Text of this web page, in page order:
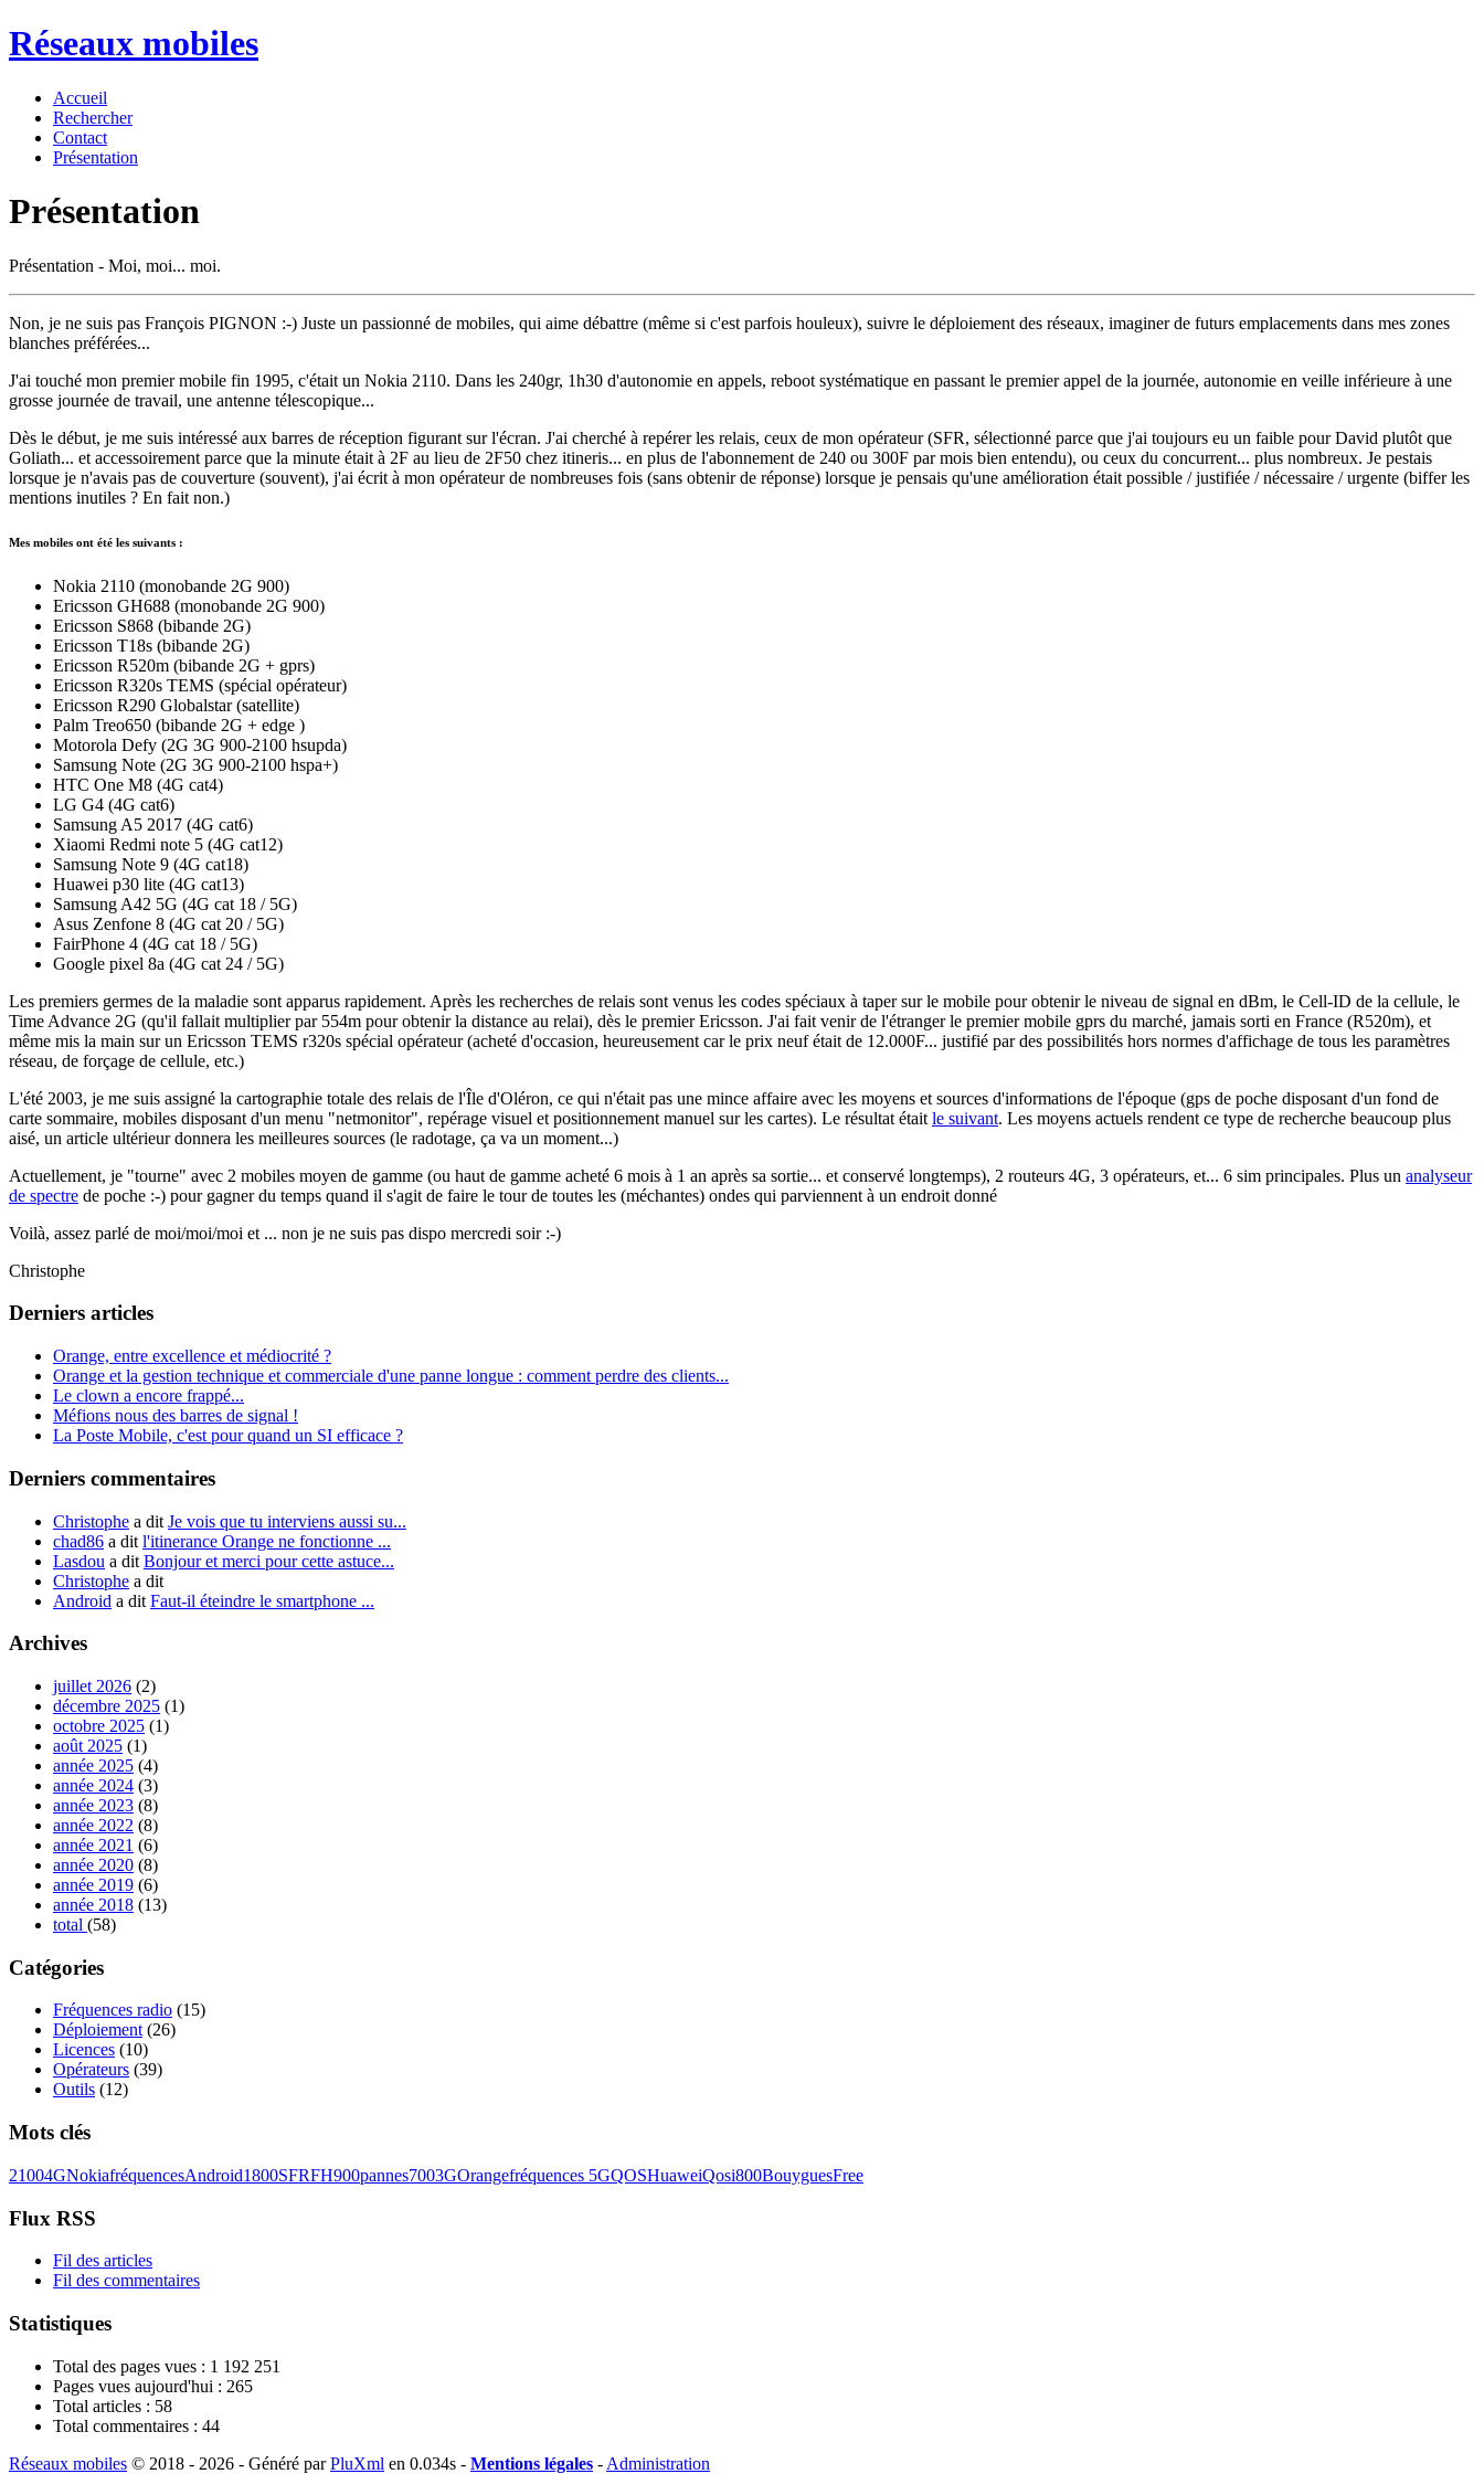
Réseaux mobiles
Accueil
Rechercher
Contact
Présentation
Présentation
Présentation - Moi, moi... moi.
Non, je ne suis pas François PIGNON :-) Juste un passionné de mobiles, qui aime débattre (même si c'est parfois houleux), suivre le déploiement des réseaux, imaginer de futurs emplacements dans mes zones
blanches préférées...
J'ai touché mon premier mobile fin 1995, c'était un Nokia 2110. Dans les 240gr, 1h30 d'autonomie en appels, reboot systématique en passant le premier appel de la journée, autonomie en veille inférieure à une
grosse journée de travail, une antenne télescopique...
Dès le début, je me suis intéressé aux barres de réception figurant sur l'écran. J'ai cherché à repérer les relais, ceux de mon opérateur (SFR, sélectionné parce que j'ai toujours eu un faible pour David plutôt que
Goliath... et accessoirement parce que la minute était à 2F au lieu de 2F50 chez itineris... en plus de l'abonnement de 240 ou 300F par mois bien entendu), ou ceux du concurrent... plus nombreux. Je pestais
lorsque je n'avais pas de couverture (souvent), j'ai écrit à mon opérateur de nombreuses fois (sans obtenir de réponse) lorsque je pensais qu'une amélioration était possible / justifiée / nécessaire / urgente (biffer les
mentions inutiles ? En fait non.)
Mes mobiles ont été les suivants :
Nokia 2110 (monobande 2G 900)
Ericsson GH688 (monobande 2G 900)
Ericsson S868 (bibande 2G)
Ericsson T18s (bibande 2G)
Ericsson R520m (bibande 2G + gprs)
Ericsson R320s TEMS (spécial opérateur)
Ericsson R290 Globalstar (satellite)
Palm Treo650 (bibande 2G + edge )
Motorola Defy (2G 3G 900-2100 hsupda)
Samsung Note (2G 3G 900-2100 hspa+)
HTC One M8 (4G cat4)
LG G4 (4G cat6)
Samsung A5 2017 (4G cat6)
Xiaomi Redmi note 5 (4G cat12)
Samsung Note 9 (4G cat18)
Huawei p30 lite (4G cat13)
Samsung A42 5G (4G cat 18 / 5G)
Asus Zenfone 8 (4G cat 20 / 5G)
FairPhone 4 (4G cat 18 / 5G)
Google pixel 8a (4G cat 24 / 5G)
Les premiers germes de la maladie sont apparus rapidement. Après les recherches de relais sont venus les codes spéciaux à taper sur le mobile pour obtenir le niveau de signal en dBm, le Cell-ID de la cellule, le
Time Advance 2G (qu'il fallait multiplier par 554m pour obtenir la distance au relai), dès le premier Ericsson. J'ai fait venir de l'étranger le premier mobile gprs du marché, jamais sorti en France (R520m), et
même mis la main sur un Ericsson TEMS r320s spécial opérateur (acheté d'occasion, heureusement car le prix neuf était de 12.000F... justifié par des possibilités hors normes d'affichage de tous les paramètres
réseau, de forçage de cellule, etc.)
L'été 2003, je me suis assigné la cartographie totale des relais de l'Île d'Oléron, ce qui n'était pas une mince affaire avec les moyens et sources d'informations de l'époque (gps de poche disposant d'un fond de
carte sommaire, mobiles disposant d'un menu "netmonitor", repérage visuel et positionnement manuel sur les cartes). Le résultat était le suivant. Les moyens actuels rendent ce type de recherche beaucoup plus
aisé, un article ultérieur donnera les meilleures sources (le radotage, ça va un moment...)
Actuellement, je "tourne" avec 2 mobiles moyen de gamme (ou haut de gamme acheté 6 mois à 1 an après sa sortie... et conservé longtemps), 2 routeurs 4G, 3 opérateurs, et... 6 sim principales. Plus un analyseur
de spectre de poche :-) pour gagner du temps quand il s'agit de faire le tour de toutes les (méchantes) ondes qui parviennent à un endroit donné
Voilà, assez parlé de moi/moi/moi et ... non je ne suis pas dispo mercredi soir :-)
Christophe
Derniers articles
Orange, entre excellence et médiocrité ?
Orange et la gestion technique et commerciale d'une panne longue : comment perdre des clients...
Le clown a encore frappé...
Méfions nous des barres de signal !
La Poste Mobile, c'est pour quand un SI efficace ?
Derniers commentaires
Christophe a dit Je vois que tu interviens aussi su...
chad86 a dit l'itinerance Orange ne fonctionne ...
Lasdou a dit Bonjour et merci pour cette astuce...
Christophe a dit
Android a dit Faut-il éteindre le smartphone ...
Archives
juillet 2026 (2)
décembre 2025 (1)
octobre 2025 (1)
août 2025 (1)
année 2025 (4)
année 2024 (3)
année 2023 (8)
année 2022 (8)
année 2021 (6)
année 2020 (8)
année 2019 (6)
année 2018 (13)
total (58)
Catégories
Fréquences radio (15)
Déploiement(26)
Licences (10)
Opérateurs (39)
Outils (12)
Mots clés
21004GNokiafréquencesAndroid1800SFRFH900pannes7003GOrangefréquences 5GQOSHuaweiQosi800BouyguesFree
Flux RSS
Fil des articles
Fil des commentaires
Statistiques
Total des pages vues : 1 192 251
Pages vues aujourd'hui : 265
Total articles : 58
Total commentaires : 44
Réseaux mobiles © 2018 - 2026 - Généré parPluXml en 0.034s - Mentions légales - Administration